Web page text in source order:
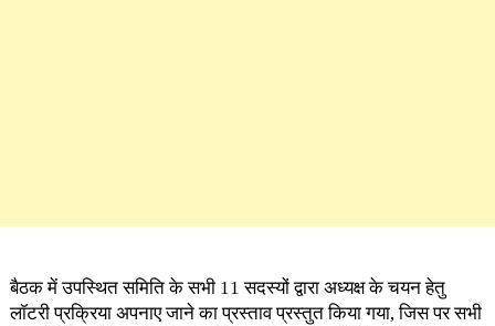
बैठक में उपस्थित समिति के सभी 11 सदस्यों द्वारा अध्यक्ष के चयन हेतु
लॉटरी प्रक्रिया अपनाए जाने का प्रस्ताव प्रस्तुत किया गया, जिस पर सभी